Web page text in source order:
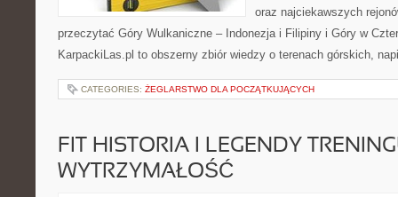
oraz najciekawszych
przeczytać Góry Wulkaniczne – Indonezja i Filipiny i Góry w
KarpackiLas.pl to obszerny zbiór wiedzy o terenach górskich,
CATEGORIES: ŻEGLARSTWO DLA POCZĄTKUJĄCYCH
FIT HISTORIA I LEGENDY
WYTRZYMAŁOŚĆ